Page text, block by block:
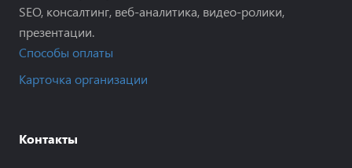
SEO, консалтинг, веб-аналитика, видео-ролики,
презентации.
Способы оплаты
Карточка организации
Контакты